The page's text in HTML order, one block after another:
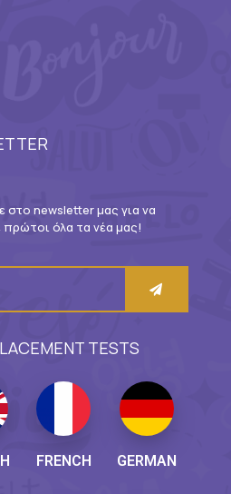
στο newsletter μας για να
πρώτοι όλα τα νέα μας!
TESTS
FRENCH GERMAN